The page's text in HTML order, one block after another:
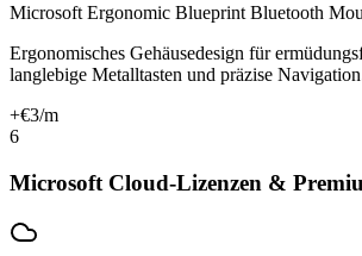
Microsoft Ergonomic Blueprint Bluetooth
Ergonomisches Gehäusedesign für
langlebige Metalltasten und präzise
+€3/m
6
Microsoft Cloud-Lizenzen &